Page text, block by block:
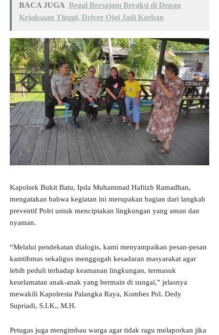
BACA JUGA Begal Bersajam Beraksi di Depan
Kejaksaan Tinggi, Driver Ojol Jadi Korban
Kapolsek Bukit Batu, Ipda Muhammad Hafiizh Ramadhan,
mengatakan bahwa kegiatan ini merupakan bagian dari langkah
preventif Polri untuk menciptakan lingkungan yang aman dan
nyaman.
“Melalui pendekatan dialogis, kami menyampaikan pesan-pesan
kamtibmas sekaligus menggugah kesadaran masyarakat agar
lebih peduli terhadap keamanan lingkungan, termasuk
keselamatan anak-anak yang bermain di sungai,” jelasnya
mewakili Kapolresta Palangka Raya, Kombes Pol. Dedy
Supriadi, S.I.K., M.H.
Petugas juga mengimbau warga agar tidak ragu melaporkan jika